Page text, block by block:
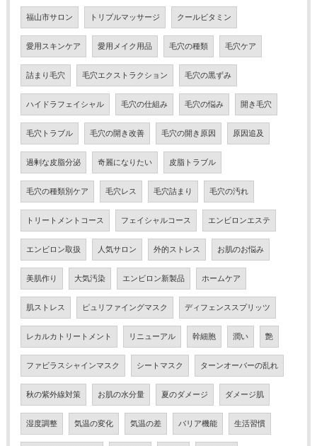
福山市サロン トリプルマッサージ クールビタミン
愛用スキンケア 愛用メイク用品 毛穴の種類 毛穴ケア
詰まり毛穴 毛穴エクストラクション 毛穴の黒ずみ
ハイドラフェイシャル 毛穴の仕組み 毛穴の悩み 開き毛穴
毛穴トラブル 毛穴の開き改善 毛穴の開き原因 原因追及
過剰な皮脂分泌 奇麗になりたい 皮脂トラブル
毛穴の種類別ケア 毛穴レス 毛穴詰まり 毛穴の汚れ
トリートメントコース フェイシャルコース エンビロンエステ
エンビロン取扱 人気サロン 外的ストレス お肌のお悩み
美肌作り 大気汚染 エンビロン新製品 ホームケア
肌ストレス ピュリファイングマスク ディフェンススプリッツ
レカルカトリートメント リニューアル 幹細胞 潤い 艶
ファビラスシャインマスク シートマスク ターンオーバーの乱れ
秋の紫外線対策 お肌の水分量 夏のダメージ ダメージ肌
湿度調整 気温の変化 気温の差 バリア機能 生活習慣